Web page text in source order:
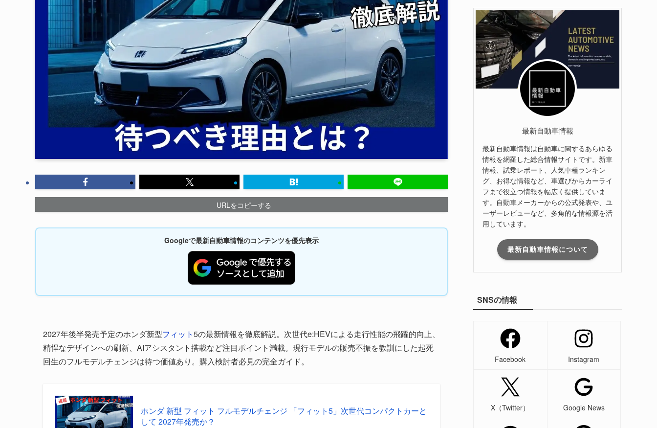
URLをコピーする
Googleで最新自動車情報のコンテンツを優先表示
2027年後半発売予定のホンダ新型フィット5の最新情報を徹底解説。次世代e:HEVによる走行性能の飛躍的向上、
精悍なデザインへの刷新、AIアシスタント搭載など注目ポイント満載。現行モデルの販売不振を教訓にした起死
回生のフルモデルチェンジは待つ価値あり。購入検討者必見の完全ガイド。
ホンダ 新型 フィット フルモデルチェンジ 「フィット5」次世代コンパクトカーと
して 2027年発売か？
最新自動車情報
最新自動車情報は自動車に関するあらゆる
情報を網羅した総合情報サイトです。新車
情報、試乗レポート、人気車種ランキン
グ、お得な情報など、車選びからカーライ
フまで役立つ情報を幅広く提供していま
す。自動車メーカーからの公式発表や、ユ
ーザーレビューなど、多角的な情報源を活
用しています。
最新自動車情報について
SNSの情報
Facebook Instagram
X（Twitter） Google News